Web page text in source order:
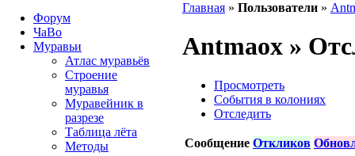
Главная » Пользователи »
Antmaox »
Просмотреть
События в колониях
Отследить
Сообщение Откликов
Форум
ЧаВо
Муравьи
Атлас муравьёв
Строение
муравья
Муравейник в
разрезе
Таблица лёта
Методы